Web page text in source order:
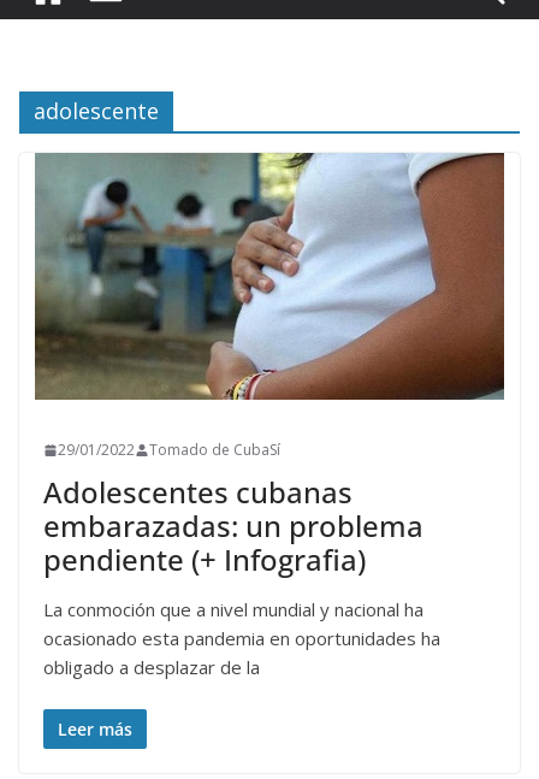
adolescente
29/01/2022 Tomado de CubaSí
Adolescentes cubanas
embarazadas: un problema
pendiente (+ Infografia)
La conmoción que a nivel mundial y nacional ha
ocasionado esta pandemia en oportunidades ha
obligado a desplazar de la
Leer más